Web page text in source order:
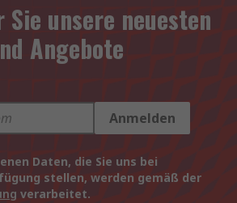
unsere neuesten
Angebote
Anmelden
Daten, die Sie uns bei
stellen, werden gemäß der
verarbeitet.